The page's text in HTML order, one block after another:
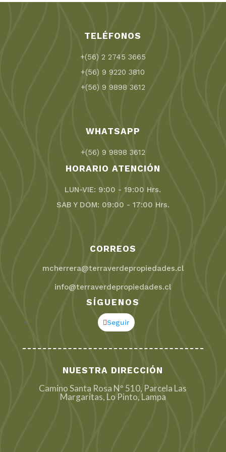
TELÉFONOS
+(56) 2 2745 3665
+(56) 9 9220 3810
+(56) 9 9898 3612
WHATSAPP
+(56) 9 9898 3612
HORARIO ATENCIÓN
LUN-VIE: 9:00 - 19:00 Hrs.
SAB Y DOM: 09:00 - 17:00 Hrs.
CORREOS
mcherrera@terraverdepropiedades.cl
info@terraverdepropiedades.cl
SÍGUENOS
Seguir
NUESTRA DIRECCIÓN
Camino Santa Rosa Nº 510, Parcela Las
Margaritas, Lo Pinto, Lampa